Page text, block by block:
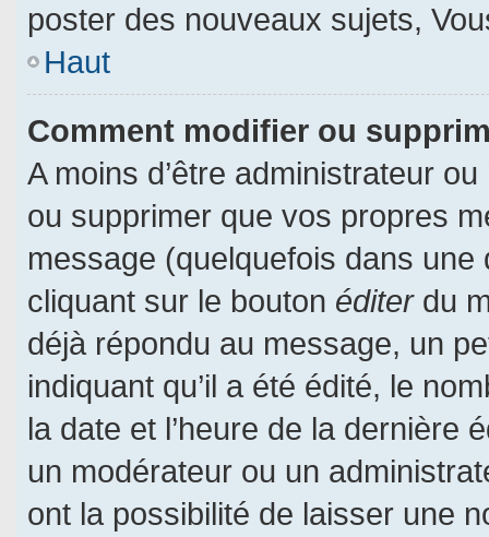
poster des nouveaux sujets,
Haut
Comment modifier ou
A moins d’être administrateur
ou supprimer que vos propres
message (quelquefois dans
cliquant sur le bouton éditerdu
déjà répondu au message, un
indiquant qu’il a été édité, le
la date et l’heure de la dernière
un modérateur ou un
ont la possibilité de laisser une